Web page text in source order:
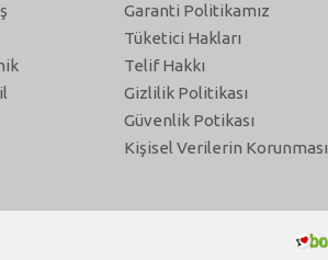
Garanti Politikamız
Tüketici Hakları
Telif Hakkı
Gizlilik Politikası
Güvenlik Potikası
Kişisel Verilerin Korunması